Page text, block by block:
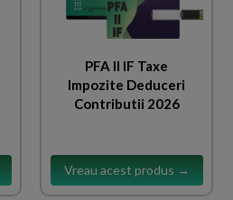
PFA II IF Taxe
Impozite Deduceri
Contributii 2026
Vreau acest produs →